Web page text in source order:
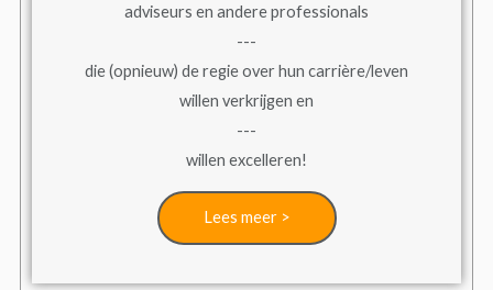
adviseurs en andere professionals
---
die (opnieuw) de regie over hun carrière/leven
willen verkrijgen en
---
willen excelleren!
Lees meer >